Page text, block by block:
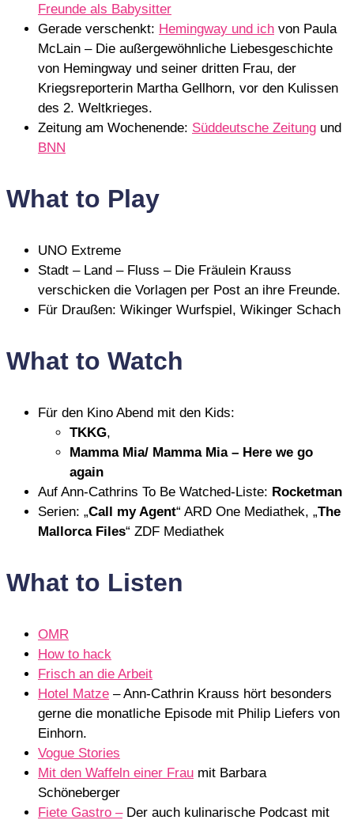
Freunde als Babysitter
Gerade verschenkt: Hemingway und ich von Paula
McLain – Die außergewöhnliche Liebesgeschichte
von Hemingway und seiner dritten Frau, der
Kriegsreporterin Martha Gellhorn, vor den Kulissen
des 2. Weltkrieges.
Zeitung am Wochenende: Süddeutsche Zeitung und
BNN
What to Play
UNO Extreme
Stadt – Land – Fluss – Die Fräulein Krauss
verschicken die Vorlagen per Post an ihre Freunde.
Für Draußen: Wikinger Wurfspiel, Wikinger Schach
What to Watch
Für den Kino Abend mit den Kids:
TKKG,
Mamma Mia/ Mamma Mia – Here we go
again
Auf Ann-Cathrins To Be Watched-Liste: Rocketman
Serien: „Call my Agent“ ARD One Mediathek, „The
Mallorca Files“ ZDF Mediathek
What to Listen
OMR
How to hack
Frisch an die Arbeit
Hotel Matze – Ann-Cathrin Krauss hört besonders
gerne die monatliche Episode mit Philip Liefers von
Einhorn.
Vogue Stories
Mit den Waffeln einer Frau mit Barbara
Schöneberger
Fiete Gastro –Der auch kulinarische Podcast mit